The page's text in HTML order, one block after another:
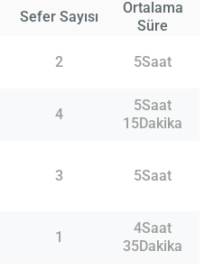
Sefer Sayısı
Ortalama
Süre
2 5Saat
4
5Saat
15Dakika
3 5Saat
1
4Saat
35Dakika